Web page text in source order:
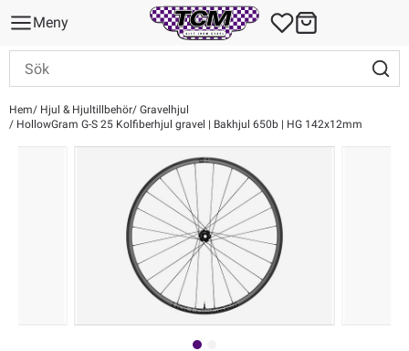
Meny
Hem Hjul & Hjultillbehör Gravelhjul
HollowGram G-S 25 Kolfiberhjul gravel | Bakhjul 650b | HG 142x12mm